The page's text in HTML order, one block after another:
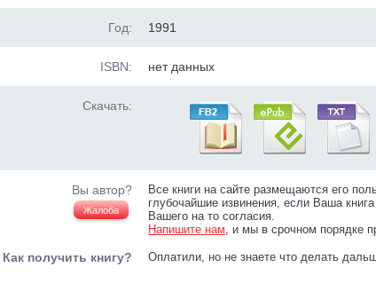
Год: 1991
ISBN: нет данных
Скачать:
Вы автор?
Жалоба
Все книги на сайте размещаются его
глубочайшие извинения, если Ваша
Вашего на то согласия.
Напишите нам, и мы в срочном порядке
Как получить книгу? Оплатили, но не знаете что делать